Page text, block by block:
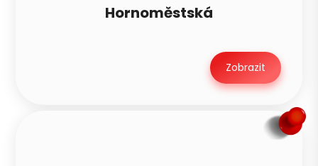
Hornoměstská
Zobrazit